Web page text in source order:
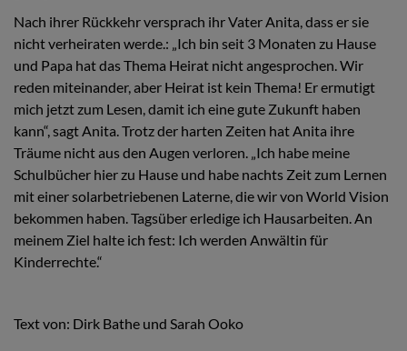
Nach ihrer Rückkehr versprach ihr Vater Anita, dass er sie
nicht verheiraten werde.: „Ich bin seit 3 Monaten zu Hause
und Papa hat das Thema Heirat nicht angesprochen. Wir
reden miteinander, aber Heirat ist kein Thema! Er ermutigt
mich jetzt zum Lesen, damit ich eine gute Zukunft haben
kann“, sagt Anita. Trotz der harten Zeiten hat Anita ihre
Träume nicht aus den Augen verloren. „Ich habe meine
Schulbücher hier zu Hause und habe nachts Zeit zum Lernen
mit einer solarbetriebenen Laterne, die wir von World Vision
bekommen haben. Tagsüber erledige ich Hausarbeiten. An
meinem Ziel halte ich fest: Ich werden Anwältin für
Kinderrechte.“
Text von: Dirk Bathe und Sarah Ooko